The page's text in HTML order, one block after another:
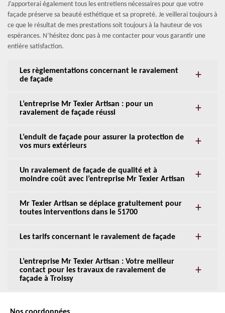
J’apporterai également tous les entretiens nécessaires pour que votre
façade préserve sa beauté esthétique et sa propreté. Je veillerai toujours à
ce que le résultat de mes prestations soit toujours à la hauteur de vos
espérances. N’hésitez donc pas à me contacter pour vous garantir une
entière satisfaction.
Les règlementations concernant le ravalement
de façade
L’entreprise Mr Texier Artisan : pour un
ravalement de façade réussi
L’enduit de façade pour assurer la protection de
vos murs extérieurs
Un ravalement de façade de qualité et à
moindre coût avec l’entreprise Mr Texier Artisan
Mr Texier Artisan se déplace gratuitement pour
toutes interventions dans le 51700
Les tarifs concernant le ravalement de façade
L’entreprise Mr Texier Artisan : Votre meilleur
contact pour les travaux de ravalement de
façade à Troissy